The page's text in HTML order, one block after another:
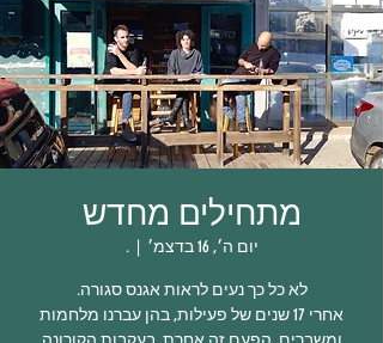
מתחילים מחדש
יום ה׳, 16 בדצמ׳
  |
.
אחרי 17 שנים של פעילות, בהן עברנו מלחמות